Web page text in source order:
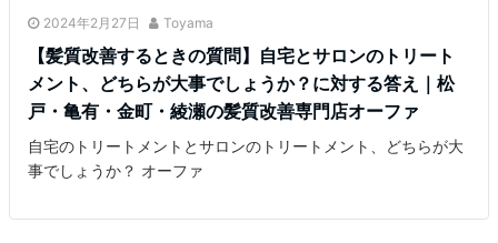
2024年2月27日 Toyama
【髪質改善するときの質問】自宅とサロンのトリート
メント、どちらが大事でしょうか？に対する答え｜松
戸・亀有・金町・綾瀬の髪質改善専門店オーファ
自宅のトリートメントとサロンのトリートメント、どちらが大
事でしょうか？ オーファ